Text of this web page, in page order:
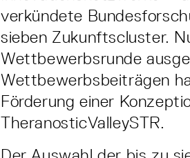
verkündete
sieben Zukunftscluster.
Wettbewerbsrunde
Wettbewerbsbeiträgen
Förderung einer
TheranosticValleySTR.